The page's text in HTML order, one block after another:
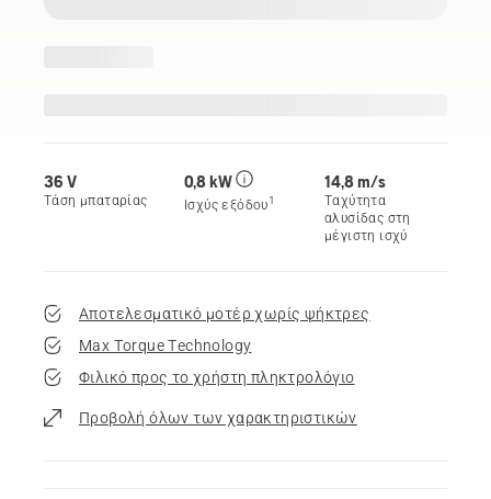
36 V
Τάση μπαταρίας
0,8 kW
Ισχύς εξόδου1
14,8 m/s
Ταχύτητα
αλυσίδας στη
μέγιστη ισχύ
Αποτελεσματικό μοτέρ χωρίς ψήκτρες
Max Torque Technology
Φιλικό προς το χρήστη πληκτρολόγιο
Προβολή όλων των χαρακτηριστικών